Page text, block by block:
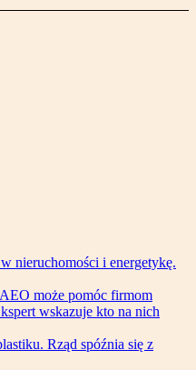
nieruchomości i energetykę.
może pomóc firmom
wskazuje kto na nich
Rząd spóźnia się z